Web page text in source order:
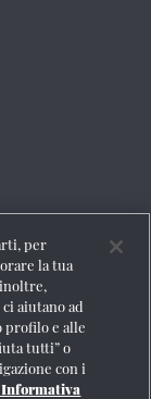
1312/I/1382-Lic.
2020
Mappa del
personali
per
la tua
aiutano ad
profilo e alle
tutti” o
con i